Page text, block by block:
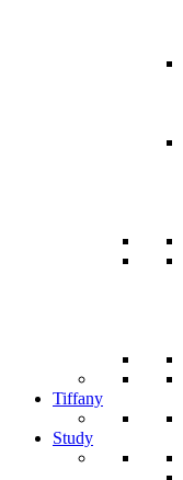
Tiffany
Study